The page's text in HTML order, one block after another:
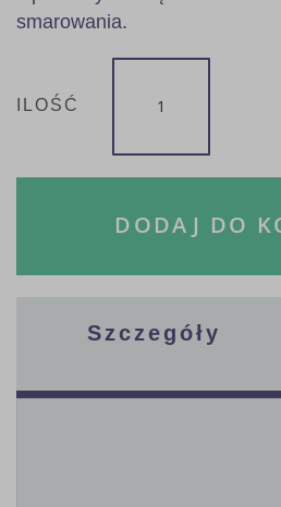
smarowania.
ILOŚĆ
DODAJ DO
Szczegóły